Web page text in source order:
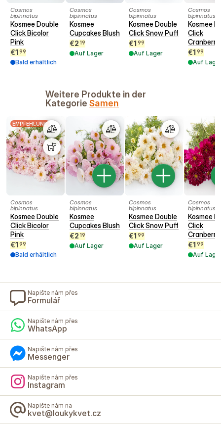
Cosmos
bipinnatus
Kosmee Double
Click Bicolor
Pink
€1 99
Bald erhältlich
Cosmos
bipinnatus
Kosmee
Cupcakes Blush
€2 19
Auf Lager
Cosmos
bipinnatus
Kosmee Double
Click Snow Puff
€1 99
Auf Lager
Cosmos
bipinnatus
Kosmee
Click
€1 99
Auf
Weitere Produkte in der
Kategorie Samen
EMPFEHLUNG
Cosmos
bipinnatus
Kosmee Double
Click Bicolor
Pink
€1 99
Bald erhältlich
Cosmos
bipinnatus
Kosmee
Cupcakes Blush
€2 19
Auf Lager
Cosmos
bipinnatus
Kosmee Double
Click Snow Puff
€1 99
Auf Lager
Cosmos
bipinnatus
Kosmee
Click
€1 99
Auf
Napište nám přes
Formulář
Napište nám přes
WhatsApp
Napište nám přes
Messenger
Napište nám přes
Instagram
Napište nám na
kvet@loukykvet.cz